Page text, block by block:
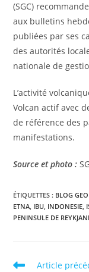
(SGC)
aux bulletins
publiées par ses
des autorités
nationale de
L’activité
Volcan actif avec
de référence des
manifestations.
Source et photo :
ÉTIQUETTES : BLOG
ETNA, IBU, INDONESIE,
PENINSULE DE
Read
Article